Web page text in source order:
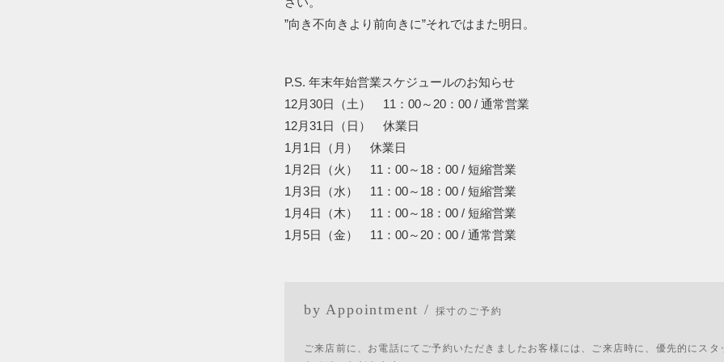
”向き不向きより前向きに”それではまた明日。
P.S. 年末年始営業スケジュールのお知らせ
12月30日（土） 11：00～20：00 / 通常営業
12月31日（日） 休業日
1月1日（月） 休業日
1月2日（火） 11：00～18：00 / 短縮営業
1月3日（水） 11：00～18：00 / 短縮営業
1月4日（木） 11：00～18：00 / 短縮営業
1月5日（金） 11：00～20：00 / 通常営業
by Appointment / 採寸のご予約
ご来店前に、お電話にてご予約いただきましたお客様には、ご来店時に、優先的にスタ